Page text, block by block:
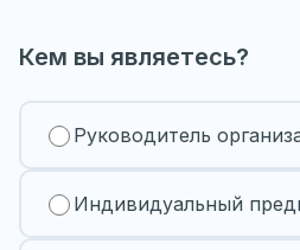
Кем вы являетесь?
Руководитель
Индивидуальный